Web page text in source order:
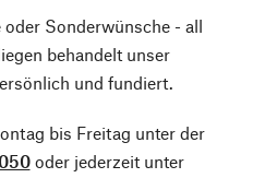
Sonderwünsche - all
behandelt unser
und fundiert.
bis Freitag unter der
oder jederzeit unter